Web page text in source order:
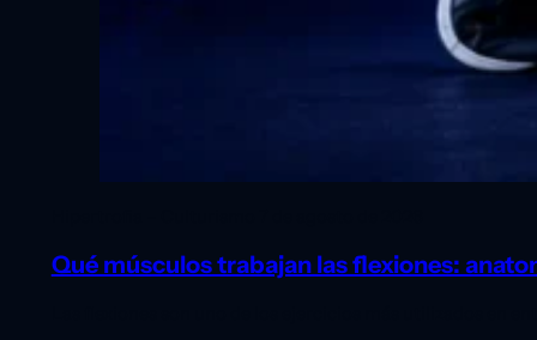
Qué músculos trabajan las flexiones: